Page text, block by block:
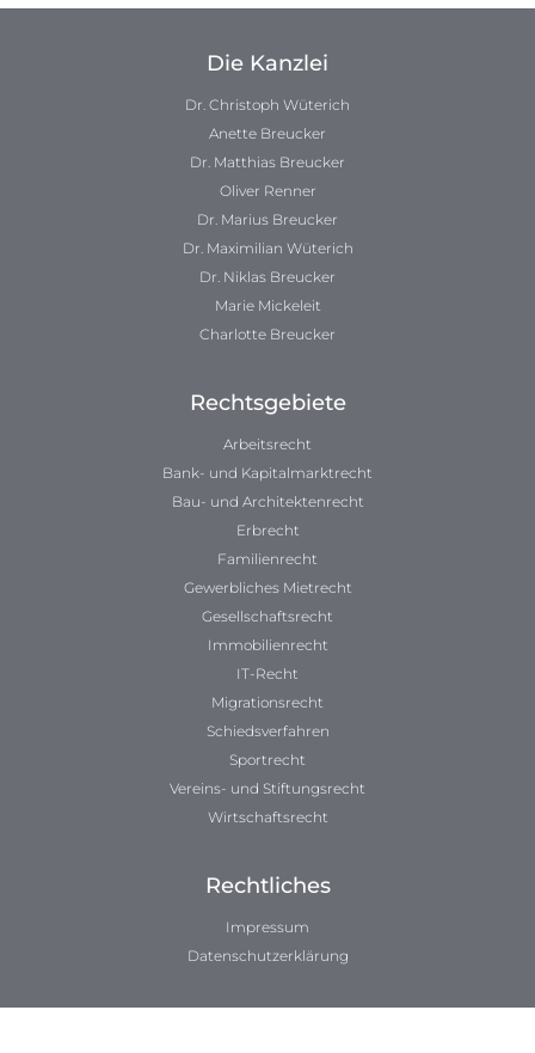
Die Kanzlei
Dr. Christoph Wüterich
Anette Breucker
Dr. Matthias Breucker
Oliver Renner
Dr. Marius Breucker
Dr. Maximilian Wüterich
Dr. Niklas Breucker
Marie Mickeleit
Charlotte Breucker
Rechtsgebiete
Arbeitsrecht
Bank- und Kapitalmarktrecht
Bau- und Architektenrecht
Erbrecht
Familienrecht
Gewerbliches Mietrecht
Gesellschaftsrecht
Immobilienrecht
IT-Recht
Migrationsrecht
Schiedsverfahren
Sportrecht
Vereins- und Stiftungsrecht
Wirtschaftsrecht
Rechtliches
Impressum
Datenschutzerklärung